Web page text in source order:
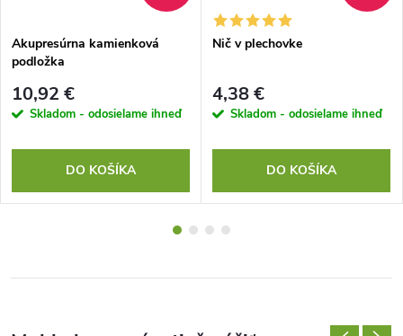
Akupresúrna kamienková
podložka
10,92 €
Skladom - odosielame ihneď
DO KOŠÍKA
Nič v plechovke
4,38 €
Skladom - odosielame ihneď
DO KOŠÍKA